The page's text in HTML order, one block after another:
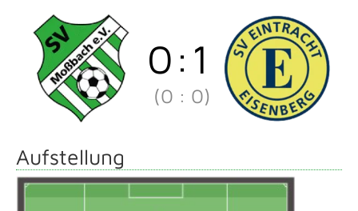
0 : 1
(0 : 0)
Aufstellung